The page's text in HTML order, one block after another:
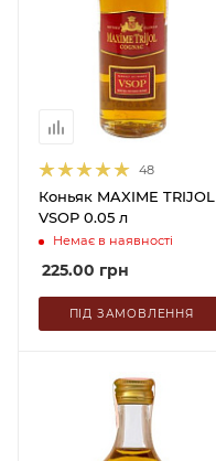
48
Коньяк MAXIME TRIJOL
VSOP 0.05 л
Немає в наявності
225.00 грн
ПІД ЗАМОВЛЕННЯ